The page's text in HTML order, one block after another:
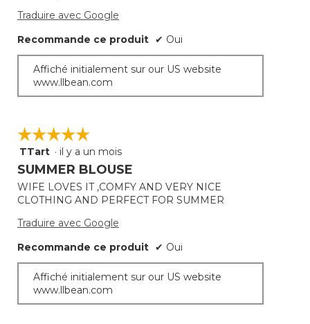
Traduire avec Google
Recommande ce produit ✔ Oui
Affiché initialement sur our US website
www.llbean.com
☆☆☆☆☆
☆☆☆☆☆
5
étoile(s)
5.
TTart · il y a un mois
SUMMER BLOUSE
WIFE LOVES IT ,COMFY AND VERY NICE
CLOTHING AND PERFECT FOR SUMMER
Traduire avec Google
Recommande ce produit ✔ Oui
Affiché initialement sur our US website
www.llbean.com